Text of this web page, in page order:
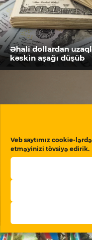
Veb saytımız cookie-
etməyinizi tövsiyə edirik.
Əhali dollardan
kəskin aşağı düşüb
15 sutkalıq həbsdən